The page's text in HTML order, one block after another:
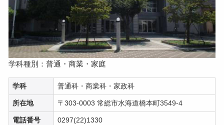
学科種別：普通・商業・家庭
学科 普通科・商業科・家政科
所在地 〒303-0003 常総市水海道橋本町3549-4
電話番号 0297(22)1330